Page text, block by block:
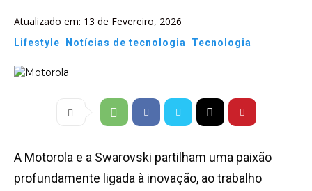
Atualizado em: 13 de Fevereiro, 2026
Lifestyle Notícias de tecnologia Tecnologia
A Motorola e a Swarovski partilham uma paixão
profundamente ligada à inovação, ao trabalho